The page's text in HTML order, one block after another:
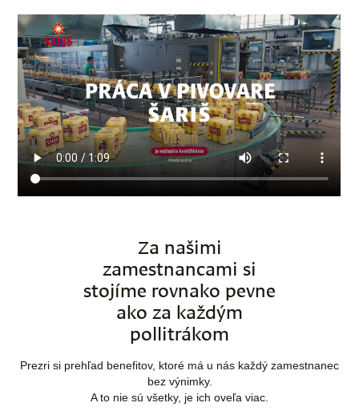
Za našimi
zamestnancami si
stojíme rovnako pevne
ako za každým
pollitrákom
Prezri si prehľad benefitov, ktoré má u nás každý zamestnanec
bez výnimky.
A to nie sú všetky, je ich oveľa viac.